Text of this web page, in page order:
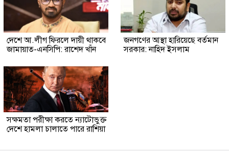
দেশে আ.লীগ ফিরলে দায়ী থাকবে
জামায়াত-এনসিপি: রাশেদ খাঁন
জনগণের আস্থা হারিয়েছে বর্তমান
সরকার: নাহিদ ইসলাম
সক্ষমতা পরীক্ষা করতে ন্যাটোভুক্ত
দেশে হামলা চালাতে পারে রাশিয়া